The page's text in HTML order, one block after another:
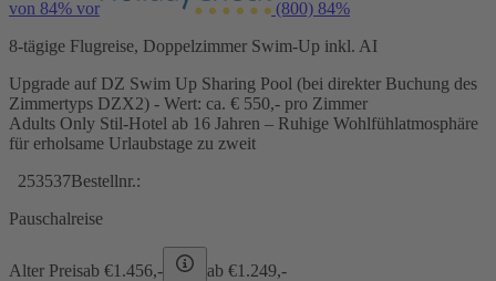
von 84% vor (800) 84%
8-tägige Flugreise, Doppelzimmer Swim-Up inkl. AI
Upgrade auf DZ Swim Up Sharing Pool (bei direkter Buchung des
Zimmertyps DZX2) - Wert: ca. € 550,- pro Zimmer
Adults Only Stil-Hotel ab 16 Jahren – Ruhige Wohlfühlatmosphäre
für erholsame Urlaubstage zu zweit
253537Bestellnr.:
Pauschalreise
Alter Preisab €1.456,- ab €1.249,-